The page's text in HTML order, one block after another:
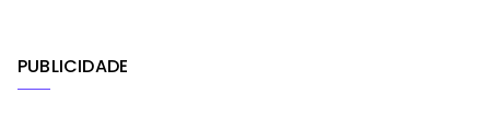
PUBLICIDADE